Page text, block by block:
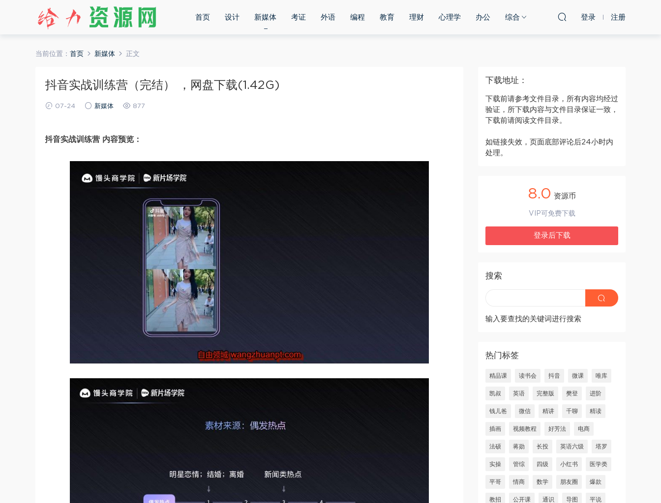
首页 设计 新媒体 考证 外语 编程 教育 理财 心理学 办公 综合 登录 注册
当前位置： 首页 新媒体 正文
抖音实战训练营（完结） ，网盘下载(1.42G)
07-24 新媒体 877
抖音实战训练营 内容预览：
下载地址：
下载前请参考文件目录，所有内容均经过
验证，所下载内容与文件目录保证一致，
下载前请阅读文件目录。
如链接失效，页面底部评论后24小时内
处理。
8.0 资源币
VIP可免费下载
登录后下载
搜索
输入要查找的关键词进行搜索
热门标签
精品课 读书会 抖音 微课 唯库
凯叔 英语 完整版 樊登 进阶
钱儿爸 微信 精讲 千聊 精读
插画 视频教程 好芳法 电商
法硕 蒋勋 长投 英语六级 塔罗
实操 管综 四级 小红书 医学类
平哥 情商 数学 朋友圈 爆款
教招 公开课 通识 导图 平说